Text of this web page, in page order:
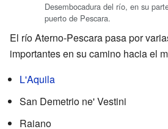
Desembocadura del río, en su
puerto de Pescara.
El río Aterno-Pescara pasa por
importantes en su camino hacia el
L'Aquila
San Demetrio ne' Vestini
Raiano